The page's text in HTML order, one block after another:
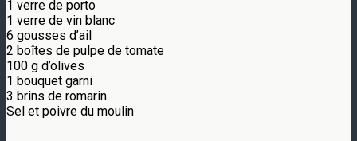
1 verre de porto⁣
1 verre de vin blanc⁣
6 gousses d’ail⁣
2 boîtes de pulpe de tomate⁣
100 g d’olives⁣
1 bouquet garni⁣
3 brins de romarin⁣
Sel et poivre du moulin⁣